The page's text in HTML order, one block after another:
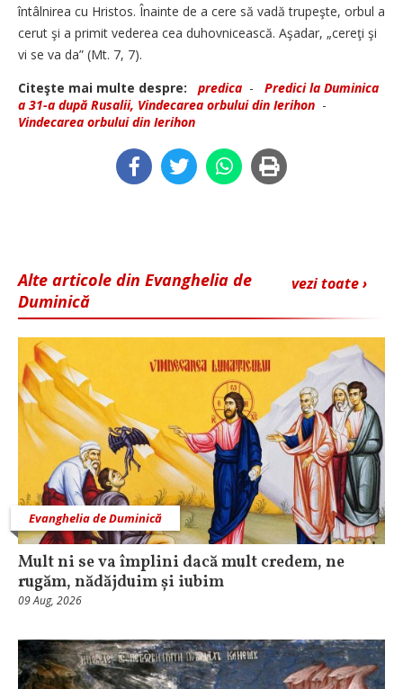
întâlnirea cu Hristos. Înainte de a cere să vadă trupeşte, orbul a
cerut şi a primit vederea cea duhovnicească. Aşadar, „cereţi şi
vi se va da” (Mt. 7, 7).
Citeşte mai multe despre:
predica - Predici la Duminica
a 31-a după Rusalii, Vindecarea orbului din Ierihon -
Vindecarea orbului din Ierihon
vezi toate ›
Alte articole din Evanghelia de
Duminică
Evanghelia de Duminică
Mult ni se va împlini dacă mult credem, ne
rugăm, nădăjduim și iubim
09 Aug, 2026